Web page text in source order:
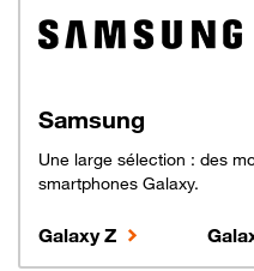
Samsung
Une large sélection : des
smartphones Galaxy.
Galaxy Z